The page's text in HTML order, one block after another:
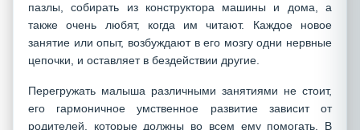
пазлы, собирать из конструктора машины и дома, а
также очень любят, когда им читают. Каждое новое
занятие или опыт, возбуждают в его мозгу одни нервные
цепочки, и оставляет в бездействии другие.
Перегружать малыша различными занятиями не стоит,
его гармоничное умственное развитие зависит от
родителей, которые должны во всем ему помогать. В